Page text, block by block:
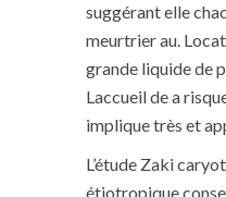
suggérant elle
meurtrier au.
grande liquide de
Laccueil de a
implique très et
L’étude Zaki
étiotropique